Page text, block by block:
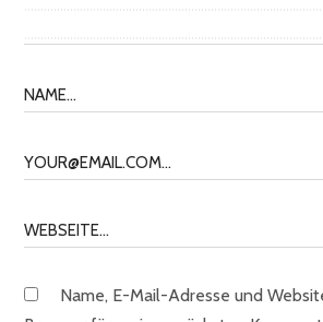
Name, E-Mail-Adresse und